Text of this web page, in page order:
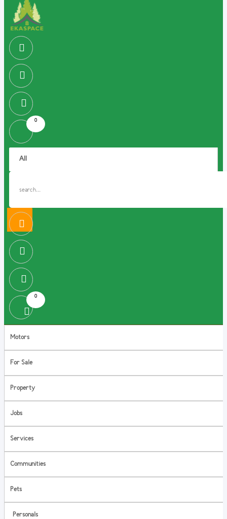
0
0
Motors
For Sale
Property
Jobs
Services
Communities
Pets
Personals